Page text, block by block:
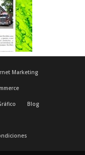
Marketing
Blog